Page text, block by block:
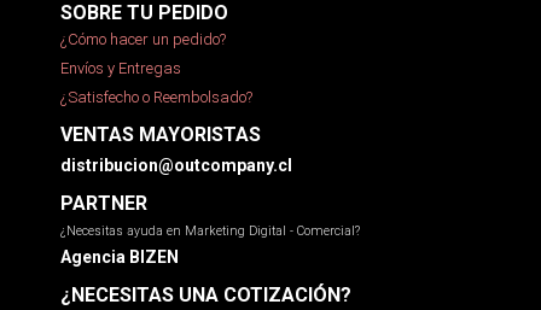
SOBRE TU PEDIDO
¿Cómo hacer un pedido?
Envíos y Entregas
¿Satisfecho o Reembolsado?
VENTAS MAYORISTAS
distribucion@outcompany.cl
PARTNER
¿Necesitas ayuda en Marketing Digital - Comercial?
Agencia BIZEN
¿NECESITAS UNA COTIZACIÓN?